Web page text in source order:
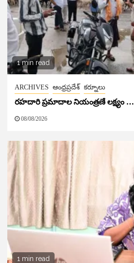
1 min read
ARCHIVES ఆంధ్రప్రదేశ్ కర్నూలు
రహదారి ప్రమాదాల నియంత్రణే లక్ష్యం …
08/08/2026
1 min read